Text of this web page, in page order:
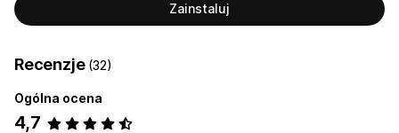
Zainstaluj
Recenzje (32)
Ogólna ocena
4,7